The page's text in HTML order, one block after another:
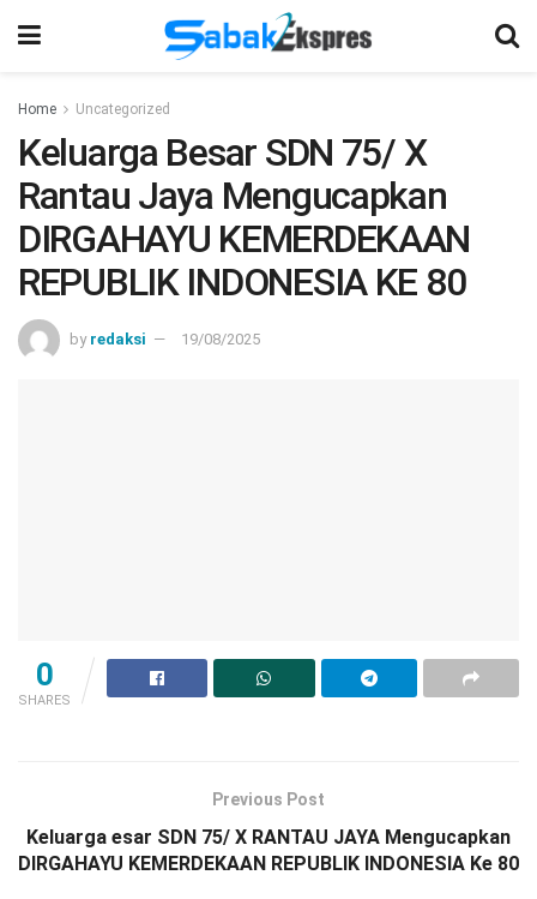
Home Uncategorized
Keluarga Besar SDN 75/ X
Rantau Jaya Mengucapkan
DIRGAHAYU KEMERDEKAAN
REPUBLIK INDONESIA KE 80
by redaksi 19/08/2025
0
SHARES
Previous Post
Keluarga esar SDN 75/ X RANTAU JAYA Mengucapkan
DIRGAHAYU KEMERDEKAAN REPUBLIK INDONESIA Ke 80